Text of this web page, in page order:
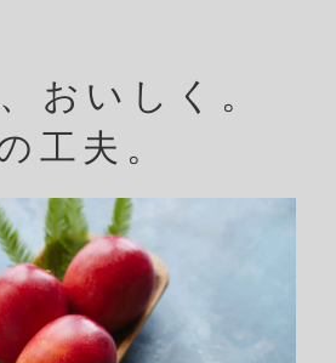
おいしく。
工夫。